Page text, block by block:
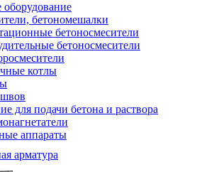
оборудование
бетономешалки
бетоносмесители
бетоносмесители
котлы
для подачи бетона и раствора
аппараты
арматура